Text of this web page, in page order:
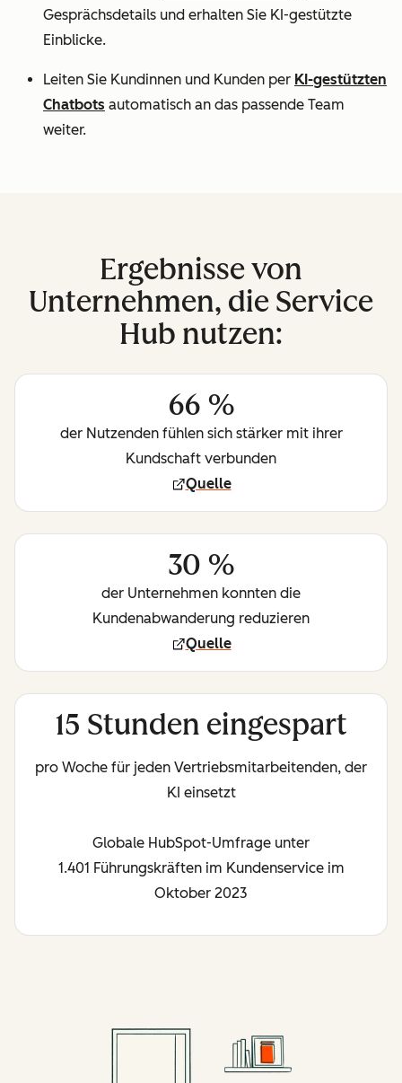
Gesprächsdetails und erhalten Sie KI-gestützte
Einblicke.
Leiten Sie Kundinnen und Kunden per KI-gestützten
Chatbots automatisch an das passende Team
weiter.
Ergebnisse von
Unternehmen, die Service
Hub nutzen:
66 %
der Nutzenden fühlen sich stärker mit ihrer
Kundschaft verbunden
Quelle
30 %
der Unternehmen konnten die
Kundenabwanderung reduzieren
Quelle
15 Stunden eingespart
pro Woche für jeden Vertriebsmitarbeitenden, der
KI einsetzt
Globale HubSpot-Umfrage unter
1.401 Führungskräften im Kundenservice im
Oktober 2023